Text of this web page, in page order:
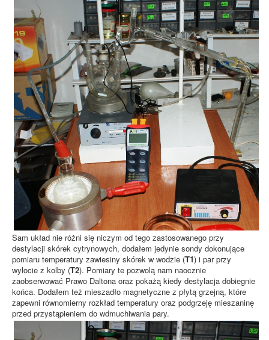
Sam układ nie różni się niczym od tego zastosowanego przy
destylacji skórek cytrynowych, dodałem jedynie sondy dokonujące
pomiaru temperatury zawiesiny skórek w wodzie (T1) i par przy
wylocie z kolby (T2). Pomiary te pozwolą nam naocznie
zaobserwować Prawo Daltona oraz pokażą kiedy destylacja dobiegnie
końca. Dodałem też mieszadło magnetyczne z płytą grzejną, które
zapewni równomierny rozkład temperatury oraz podgrzeję mieszaninę
przed przystąpieniem do wdmuchiwania pary.